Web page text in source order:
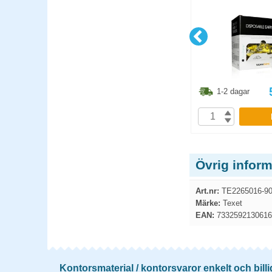
1-2 dagar
Övrig
Art.nr: TE2265016-
Märke: Texet
EAN: 7332592130616
Kontorsmaterial / kontorsvaror enkelt och